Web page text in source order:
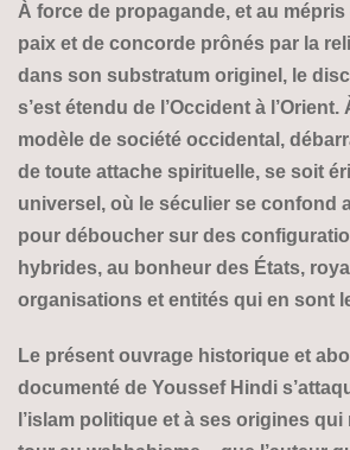
À force de propagande, et au
paix et de concorde prônés par la
dans son substratum originel, le
s’est étendu de l’Occident à
modèle de société occidental,
de toute attache spirituelle, se soit
universel, où le séculier se confond
pour déboucher sur des
hybrides, au bonheur des États,
organisations et entités qui en sont
Le présent ouvrage historique et
documenté de Youssef Hindi
l’islam politique et à ses origines